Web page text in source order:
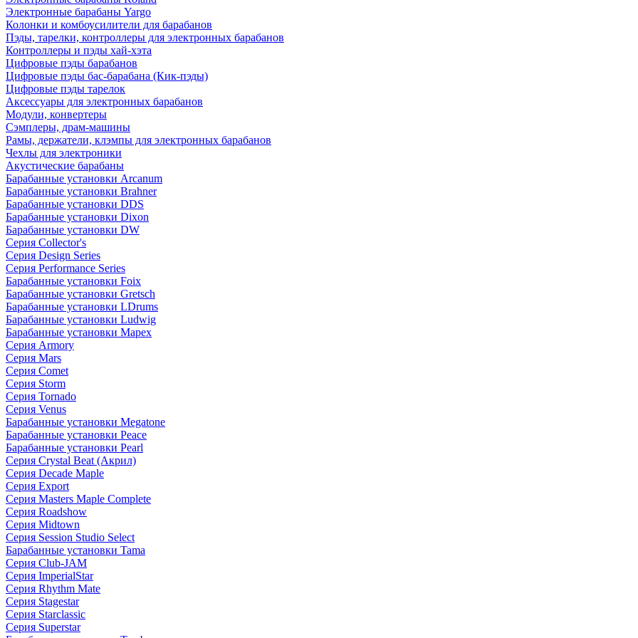
Электронные барабаны Yargo
Колонки и комбоусилители для барабанов
Пэды, тарелки, контроллеры для электронных барабанов
Контроллеры и пэды хай-хэта
Цифровые пэды барабанов
Цифровые пэды бас-барабана (Кик-пэды)
Цифровые пэды тарелок
Аксессуары для электронных барабанов
Модули, конвертеры
Сэмплеры, драм-машины
Рамы, держатели, клэмпы для электронных барабанов
Чехлы для электроники
Акустические барабаны
Барабанные установки Arcanum
Барабанные установки Brahner
Барабанные установки DDS
Барабанные установки Dixon
Барабанные установки DW
Серия Collector's
Серия Design Series
Серия Performance Series
Барабанные установки Foix
Барабанные установки Gretsch
Барабанные установки LDrums
Барабанные установки Ludwig
Барабанные установки Mapex
Серия Armory
Серия Mars
Серия Comet
Серия Storm
Серия Tornado
Серия Venus
Барабанные установки Megatone
Барабанные установки Peace
Барабанные установки Pearl
Серия Crystal Beat (Акрил)
Серия Decade Maple
Серия Export
Серия Masters Maple Complete
Серия Roadshow
Серия Midtown
Серия Session Studio Select
Барабанные установки Tama
Серия Club-JAM
Серия ImperialStar
Серия Rhythm Mate
Серия Stagestar
Серия Starclassic
Серия Superstar